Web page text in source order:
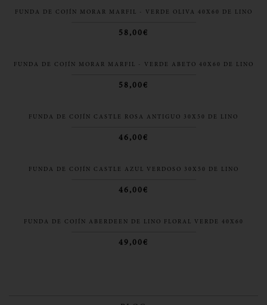
FUNDA DE COJÍN MORAR MARFIL - VERDE OLIVA 40X60 DE LINO
58,00€
FUNDA DE COJÍN MORAR MARFIL - VERDE ABETO 40X60 DE LINO
58,00€
FUNDA DE COJÍN CASTLE ROSA ANTIGUO 30X50 DE LINO
46,00€
FUNDA DE COJÍN CASTLE AZUL VERDOSO 30X50 DE LINO
46,00€
FUNDA DE COJÍN ABERDEEN DE LINO FLORAL VERDE 40X60
49,00€